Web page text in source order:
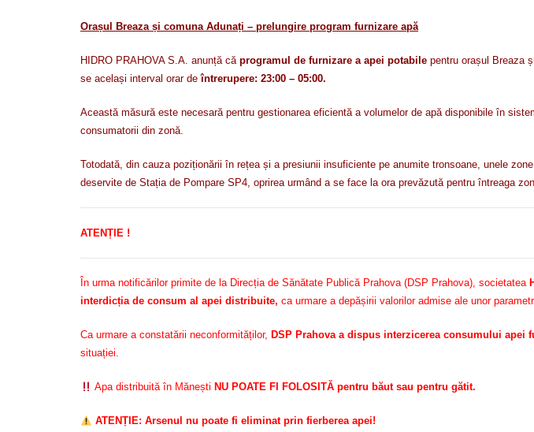
Orașul Breaza și comuna Adunați – prelungire program furnizare apă
HIDRO PRAHOVA S.A. anunță că programul de furnizare a apei potabile pentru orașul Breaza
se același interval orar deîntrerupere: 23:00 – 05:00.
Această măsură este necesară pentru gestionarea eficientă a volumelor de apă disponibile în
consumatorii din zonă.
Totodată, din cauza poziționării în rețea și a presiunii insuficiente pe anumite tronsoane, unele
deservite de Stația de Pompare SP4, oprirea urmând a se face la ora prevăzută pentru întreaga
ATENȚIE !
În urma notificărilor primite de la Direcția de Sănătate Publică Prahova (DSP Prahova), societatea
interdicția de consum al apei distribuite, ca urmare a depășirii valorilor admise ale unor
Ca urmare a constatării neconformităților, DSP Prahova a dispus interzicerea consumului apei
situației.
Apa distribuită în Mănești NU POATE FI FOLOSITĂ pentru băut sau pentru gătit.
ATENȚIE: Arsenul nu poate fi eliminat prin fierberea apei!